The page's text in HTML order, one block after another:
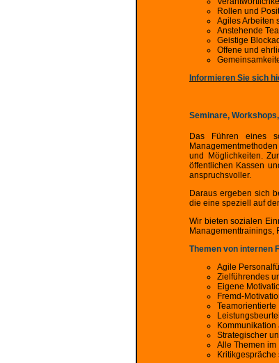
Rollen und
Agiles Arbeiten
Anstehende
Geistige
Offene und
Informieren Sie sich
Seminare,
Das Führen eines
und Möglichkeiten.
öffentlichen Kassen
anspruchsvoller.
Daraus ergeben sich
die eine speziell auf
Wir bieten sozialen
Managementtrainings,
Themen von internen
Agile
Zielführendes
Eigene
Fremd-
Strategischer
Alle Themen im